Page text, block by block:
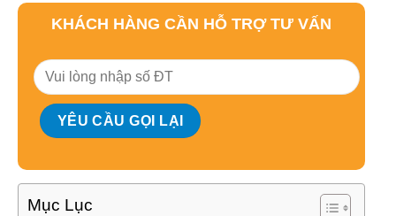
KHÁCH HÀNG CẦN HỖ TRỢ TƯ VẤN
Mục Lục